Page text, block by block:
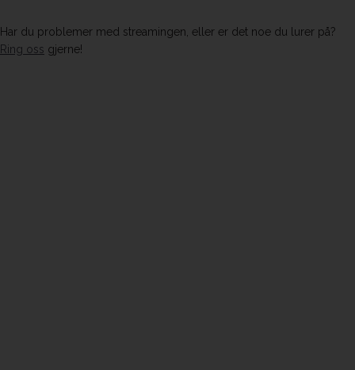
Har du problemer med streamingen, eller er det noe du lurer på?
Ring oss gjerne!